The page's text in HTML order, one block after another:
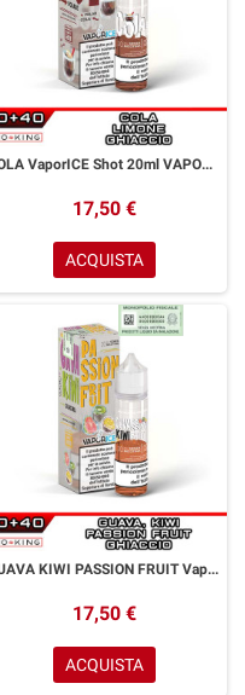
COLA VaporICE Shot 20ml VAPORART Cola Ice
17,50 €
ACQUISTA
GUAVA KIWI PASSION FRUIT VaporICE Shot 20ml VAPORART Guava Kiwi Frutto della Passione Ice
17,50 €
ACQUISTA